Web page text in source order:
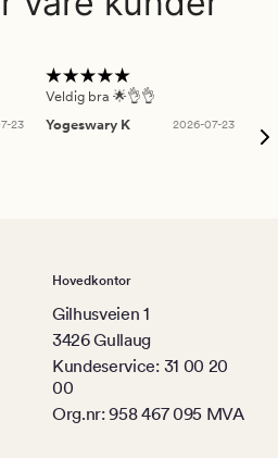
23
Veldig bra 🌟👌👌
Yogeswary K
2026-07-23
Hovedkontor
Gilhusveien 1
3426 Gullaug
Kundeservice: 31 00 20
00
Org.nr: 958 467 095 MVA